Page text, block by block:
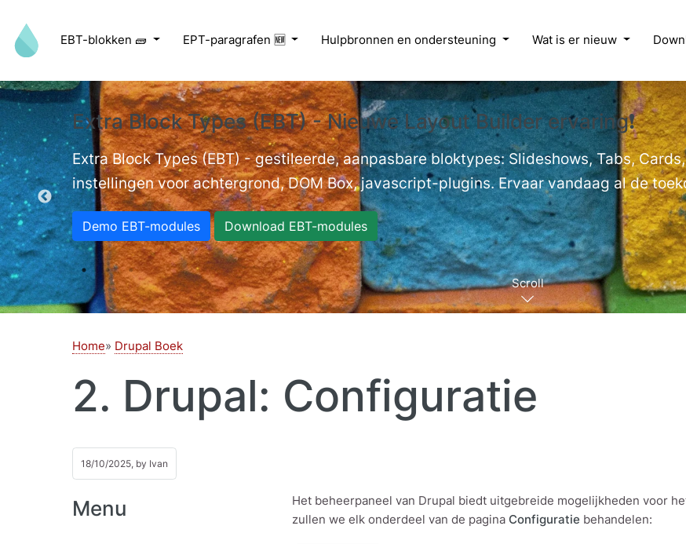
EBT-blokken 🧱 EPT-paragrafen 🆕 Hulpbronnen en ondersteuning Wat is er nieuw
videos.
Extra Block Types (EBT) - Nieuwe Layout Builder ervaring❗
Extra Block Types (EBT) - gestileerde, aanpasbare bloktypes: Slideshows, Tabs,
instellingen voor achtergrond, DOM Box, javascript-plugins. Ervaar vandaag al de
Demo EBT-modules Download EBT-modules
Scroll
Home Drupal Boek
2. Drupal: Configuratie
18/10/2025, by Ivan
Menu
Het beheerpaneel van Drupal biedt uitgebreide mogelijkheden voor
zullen we elk onderdeel van de pagina Configuratie behandelen: